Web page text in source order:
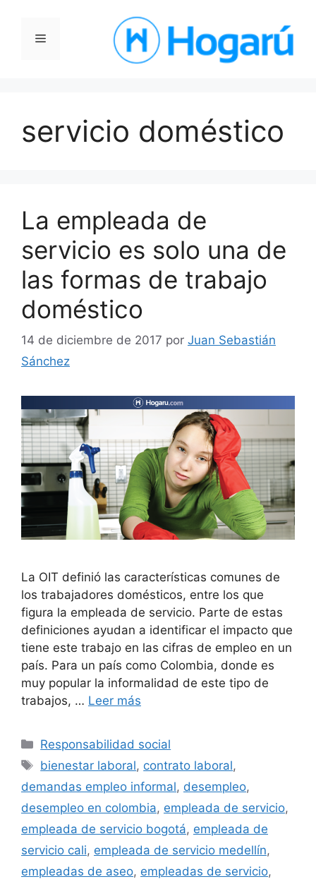
contenidoMenú
servicio doméstico
La empleada de
servicio es solo una de
las formas de trabajo
doméstico
14 de diciembre de 2017 por Juan Sebastián
Sánchez
La OIT definió las características comunes de
los trabajadores domésticos, entre los que
figura la empleada de servicio. Parte de estas
definiciones ayudan a identificar el impacto que
tiene este trabajo en las cifras de empleo en un
país. Para un país como Colombia, donde es
muy popular la informalidad de este tipo de
trabajos, … Leer más
Categorías
Responsabilidad social
Etiquetas
bienestar laboral, contrato laboral,
demandas empleo informal, desempleo,
desempleo en colombia, empleada de servicio,
empleada de servicio bogotá, empleada de
servicio cali, empleada de servicio medellín,
empleadas de aseo, empleadas de servicio,